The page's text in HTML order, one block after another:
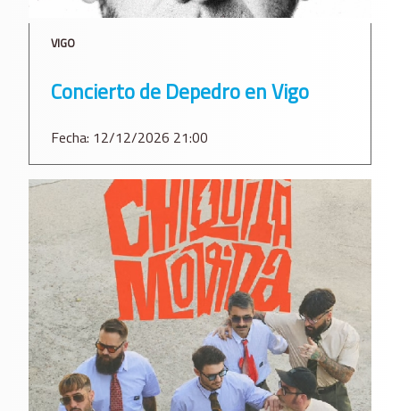
VIGO
Concierto de Depedro en Vigo
Fecha: 12/12/2026 21:00